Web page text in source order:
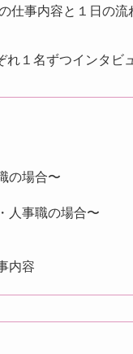
事内容と１日の流
１名ずつインタビ
の場合〜
人事職の場合〜
内容